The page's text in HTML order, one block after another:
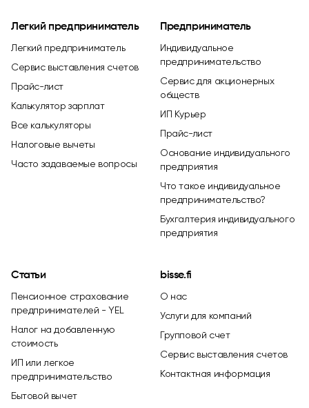
Легкий предприниматель
Легкий предприниматель
Сервис выставления счетов
Прайс-лист
Калькулятор зарплат
Все калькуляторы
Налоговые вычеты
Часто задаваемые вопросы
Предприниматель
Индивидуальное
предпринимательство
Сервис для акционерных
обществ
ИП Курьер
Прайс-лист
Основание индивидуального
предприятия
Что такое индивидуальное
предпринимательство?
Бухгалтерия индивидуального
предприятия
Статьи
Пенсионное страхование
предпринимателей - YEL
Налог на добавленную
стоимость
ИП или легкое
предпринимательство
Бытовой вычет
bisse.fi
О нас
Услуги для компаний
Групповой счет
Сервис выставления счетов
Контактная информация